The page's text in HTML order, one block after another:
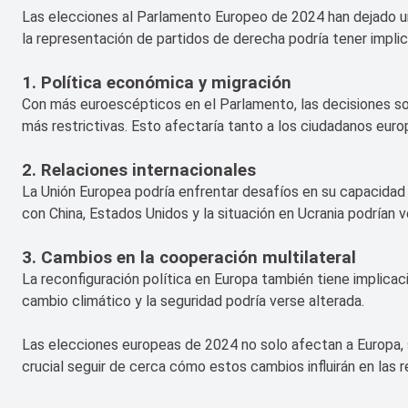
Las elecciones al Parlamento Europeo de 2024 han dejado
la representación de partidos de derecha podría tener
1. Política económica y migración
Con más euroescépticos en el Parlamento, las decisiones
más restrictivas. Esto afectaría tanto a los ciudadanos
2. Relaciones internacionales
La Unión Europea podría enfrentar desafíos en su
con China, Estados Unidos y la situación en Ucrania podrían
3. Cambios en la cooperación multilateral
La reconfiguración política en Europa también tiene
cambio climático y la seguridad podría verse alterada.
Las elecciones europeas de 2024 no solo afectan a
crucial seguir de cerca cómo estos cambios influirán en